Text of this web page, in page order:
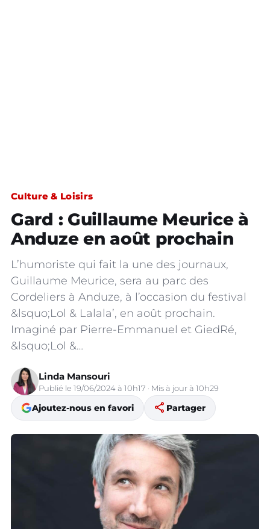
Culture & Loisirs
Gard : Guillaume Meurice à
Anduze en août prochain
L’humoriste qui fait la une des journaux,
Guillaume Meurice, sera au parc des
Cordeliers à Anduze, à l’occasion du festival
&lsquo;Lol & Lalala’, en août prochain.
Imaginé par Pierre-Emmanuel et GiedRé,
&lsquo;Lol &…
Linda Mansouri
Publié le 19/06/2024 à 10h17 · Mis à jour à 10h29
Ajoutez-nous en favori share Partager